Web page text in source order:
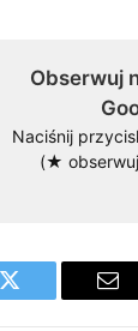
Obserwuj
Naciśnij
(★
Twitter